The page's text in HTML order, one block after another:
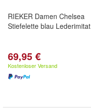
RIEKER Damen Chelsea
Stiefelette blau Lederimitat
69,95 €
Kostenloser Versand